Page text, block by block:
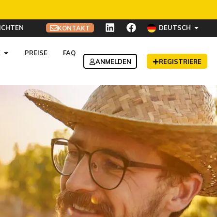
KONTAKT DEUTSCH
PREISE
FAQ
ANMELDEN
REGISTRIERE